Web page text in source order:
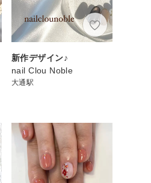
新作デザイン♪
nail Clou Noble
大通駅